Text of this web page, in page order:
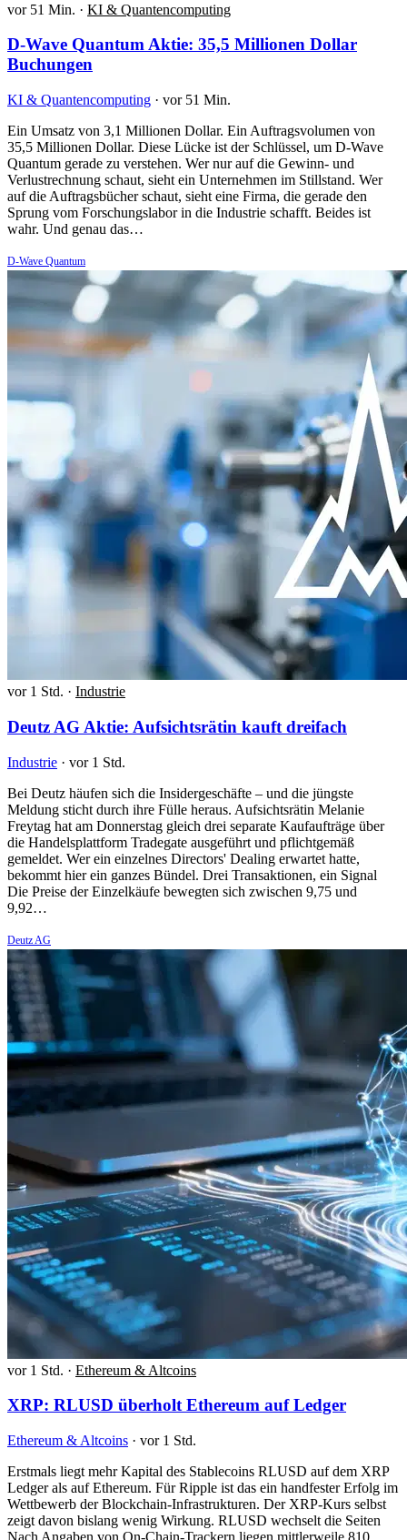
vor 51 Min. · KI & Quantencomputing
D-Wave Quantum Aktie: 35,5 Millionen Dollar
Buchungen
KI & Quantencomputing · vor 51 Min.
Ein Umsatz von 3,1 Millionen Dollar. Ein Auftragsvolumen von
35,5 Millionen Dollar. Diese Lücke ist der Schlüssel, um D-Wave
Quantum gerade zu verstehen. Wer nur auf die Gewinn- und
Verlustrechnung schaut, sieht ein Unternehmen im Stillstand. Wer
auf die Auftragsbücher schaut, sieht eine Firma, die gerade den
Sprung vom Forschungslabor in die Industrie schafft. Beides ist
wahr. Und genau das…
D-Wave Quantum
vor 1 Std. · Industrie
Deutz AG Aktie: Aufsichtsrätin kauft dreifach
Industrie · vor 1 Std.
Bei Deutz häufen sich die Insidergeschäfte – und die jüngste
Meldung sticht durch ihre Fülle heraus. Aufsichtsrätin Melanie
Freytag hat am Donnerstag gleich drei separate Kaufaufträge über
die Handelsplattform Tradegate ausgeführt und pflichtgemäß
gemeldet. Wer ein einzelnes Directors' Dealing erwartet hatte,
bekommt hier ein ganzes Bündel. Drei Transaktionen, ein Signal
Die Preise der Einzelkäufe bewegten sich zwischen 9,75 und
9,92…
Deutz AG
vor 1 Std. · Ethereum & Altcoins
XRP: RLUSD überholt Ethereum auf Ledger
Ethereum & Altcoins · vor 1 Std.
Erstmals liegt mehr Kapital des Stablecoins RLUSD auf dem XRP
Ledger als auf Ethereum. Für Ripple ist das ein handfester Erfolg im
Wettbewerb der Blockchain-Infrastrukturen. Der XRP-Kurs selbst
zeigt davon bislang wenig Wirkung. RLUSD wechselt die Seiten
Nach Angaben von On-Chain-Trackern liegen mittlerweile 810